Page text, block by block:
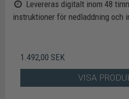
Levereras digitalt inom 48
instruktioner för nedladdning och
1.492,00 SEK
VISA